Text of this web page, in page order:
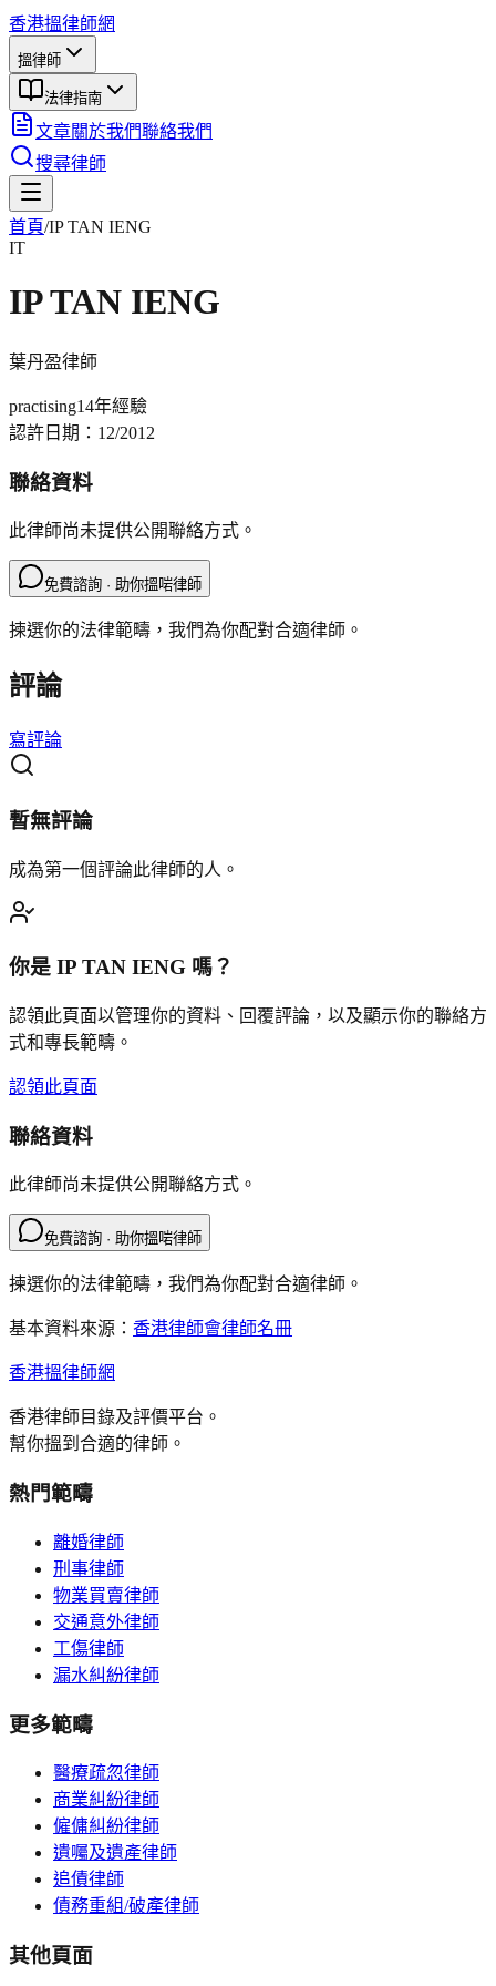
香港搵律師網
搵律師
法律指南
文章關於我們聯絡我們
搜尋律師
首頁/IP TAN IENG
IT
IP TAN IENG
葉丹盈律師
practising14年經驗
認許日期： 12/2012
聯絡資料
此律師尚未提供公開聯絡方式。
免費諮詢 · 助你搵啱律師
揀選你的法律範疇，我們為你配對合適律師。
評論
寫評論
暫無評論
成為第一個評論此律師的人。
你是 IP TAN IENG 嗎？
認領此頁面以管理你的資料、回覆評論，以及顯示你的聯絡方
式和專長範疇。
認領此頁面
聯絡資料
此律師尚未提供公開聯絡方式。
免費諮詢 · 助你搵啱律師
揀選你的法律範疇，我們為你配對合適律師。
基本資料來源： 香港律師會律師名冊
香港搵律師網
香港律師目錄及評價平台。
幫你搵到合適的律師。
熱門範疇
離婚律師
刑事律師
物業買賣律師
交通意外律師
工傷律師
漏水糾紛律師
更多範疇
醫療疏忽律師
商業糾紛律師
僱傭糾紛律師
遺囑及遺產律師
追債律師
債務重組/破產律師
其他頁面